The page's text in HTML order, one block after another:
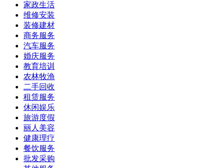
家政生活
维修安装
装修建材
商务服务
汽车服务
婚庆服务
教育培训
农林牧渔
二手回收
租赁服务
休闲娱乐
旅游度假
丽人美容
健康理疗
餐饮服务
批发采购